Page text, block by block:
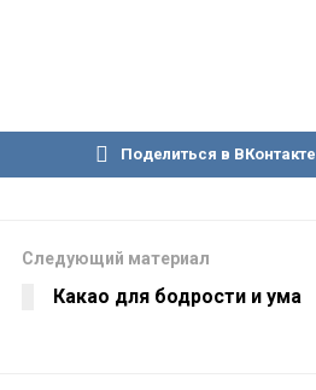
Поделиться в ВКонтакте
Следующий материал
Какао для бодрости и ума